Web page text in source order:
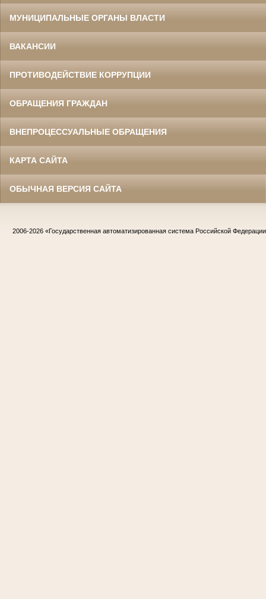
МУНИЦИПАЛЬНЫЕ ОРГАНЫ ВЛАСТИ
ВАКАНСИИ
ПРОТИВОДЕЙСТВИЕ КОРРУПЦИИ
ОБРАЩЕНИЯ ГРАЖДАН
ВНЕПРОЦЕССУАЛЬНЫЕ ОБРАЩЕНИЯ
КАРТА САЙТА
ОБЫЧНАЯ ВЕРСИЯ САЙТА
2006-2026 «Государственная автоматизированная система Российской